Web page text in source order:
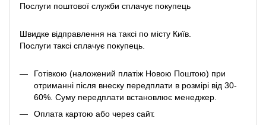
Послуги поштової служби сплачує покупець
Швидке відправлення на таксі по місту Київ.
Послуги таксі сплачує покупець.
Готівкою (наложений платіж Новою Поштою) при
отриманні після внеску передплати в розмірі від 30-
60%. Суму передплати встановлює менеджер.
Оплата картою або через сайт.